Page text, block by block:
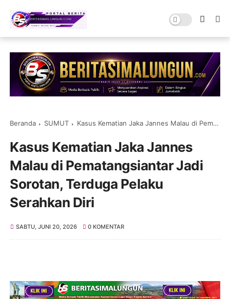
Beranda SUMUT Kasus Kematian Jaka Jannes Malau di Pematangsiantar Jadi Sorotan, Terduga Pelaku Serahkan Diri
Kasus Kematian Jaka Jannes
Malau di Pematangsiantar Jadi
Sorotan, Terduga Pelaku
Serahkan Diri
SABTU, JUNI 20, 2026 0 KOMENTAR